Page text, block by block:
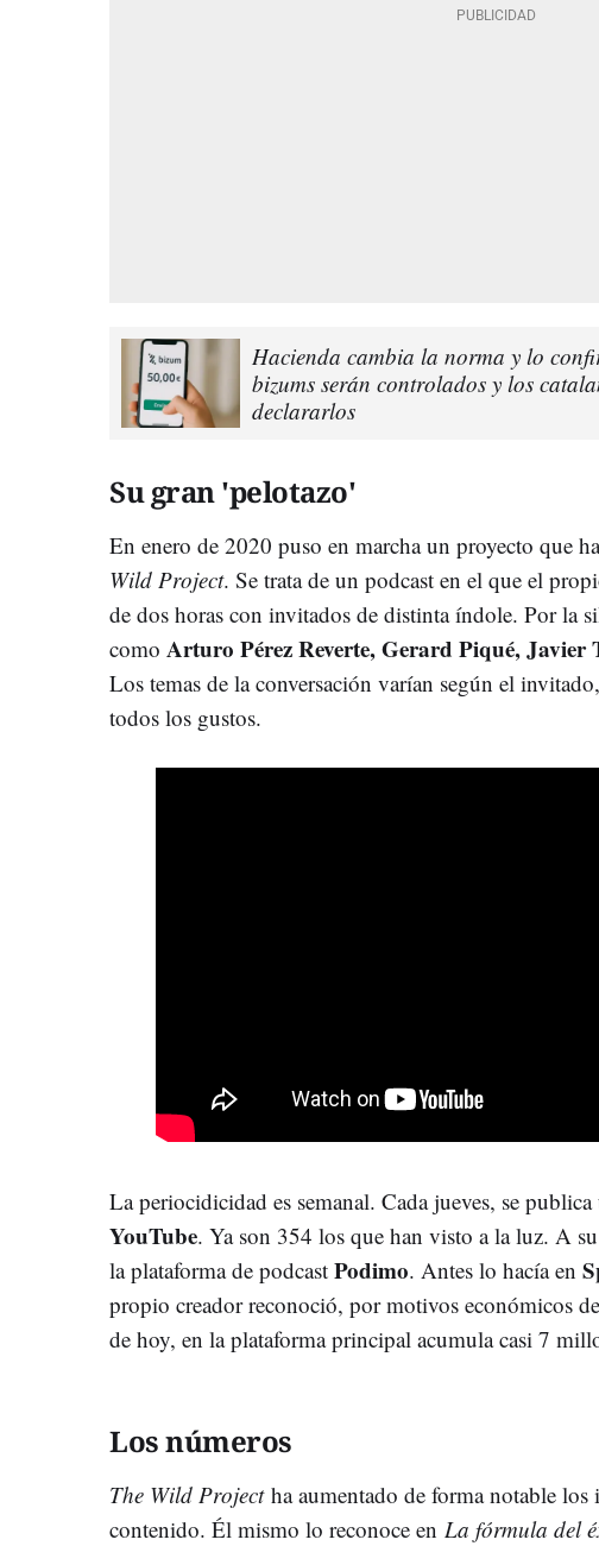
Hacienda cambia la norma y lo
bizums serán controlados y los
declararlos
Su gran 'pelotazo'
En enero de 2020 puso en marcha un proyecto que
Wild Project. Se trata de un podcast en el que el
de dos horas con invitados de distinta índole. Por la
como Arturo Pérez Reverte, Gerard Piqué, Javier
Los temas de la conversación varían según el
todos los gustos.
La periocidicidad es semanal. Cada jueves, se
YouTube. Ya son 354 los que han visto a la luz. A
la plataforma de podcast Podimo. Antes lo hacía en
propio creador reconoció, por motivos económicos
de hoy, en la plataforma principal acumula casi 7
Los números
The Wild Project ha aumentado de forma notable los
contenido. Él mismo lo reconoce en La fórmula del